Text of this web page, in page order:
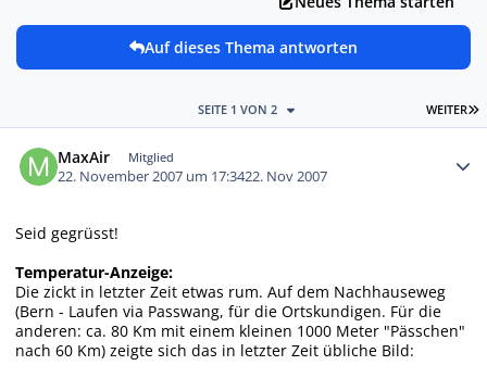
Auf dieses Thema antworten
WEITER
SEITE 1 VON 2
MaxAir Mitglied
22. November 2007 um 17:3422. Nov 2007
Seid gegrüsst!
Temperatur-Anzeige:
Die zickt in letzter Zeit etwas rum. Auf dem Nachhauseweg
(Bern - Laufen via Passwang, für die Ortskundigen. Für die
anderen: ca. 80 Km mit einem kleinen 1000 Meter "Pässchen"
nach 60 Km) zeigte sich das in letzter Zeit übliche Bild: